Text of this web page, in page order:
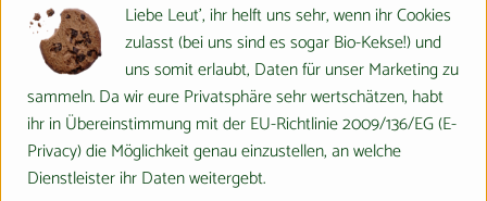
Pastinake
Wussten Sie´s schon?
Die fleischige Wurzel wird auch Moorwurzel, Hammel- oder
Hirschmöhre genannt.
Liebe Leut', ihr helft uns sehr, wenn ihr Cookies
zulasst (bei uns sind es sogar Bio-Kekse!) und
uns somit erlaubt, Daten für unser Marketing zu
sammeln. Da wir eure Privatsphäre sehr wertschätzen, habt
ihr in Übereinstimmung mit der EU-Richtlinie 2009/136/EG (E-
Privacy) die Möglichkeit genau einzustellen, an welche
Dienstleister ihr Daten weitergebt.